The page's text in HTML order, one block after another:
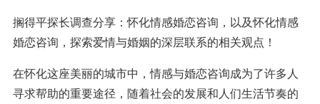
搁得平探长调查分享：怀化情感婚恋咨询，以及怀化情感
婚恋咨询，探索爱情与婚姻的深层联系的相关观点！
在怀化这座美丽的城市中，情感与婚恋咨询成为了许多人
寻求帮助的重要途径，随着社会的发展和人们生活节奏的